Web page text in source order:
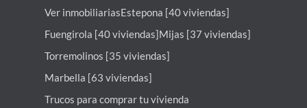
Ver inmobiliariasEstepona [40 viviendas]
Fuengirola [40 viviendas]Mijas [37 viviendas]
Torremolinos [35 viviendas]
Marbella [63 viviendas]
Trucos para comprar tu vivienda